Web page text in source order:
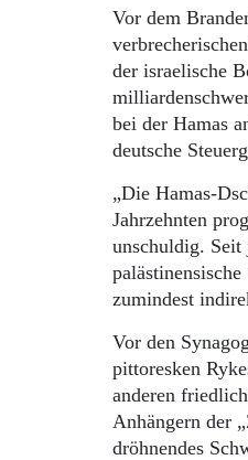
Vor dem
der israelische
bei der Hamas
deutsche
„Die Hamas-
Jahrzehnten
unschuldig.
zumindest
Vor den
pittoresken
anderen
Anhängern der
dröhnendes